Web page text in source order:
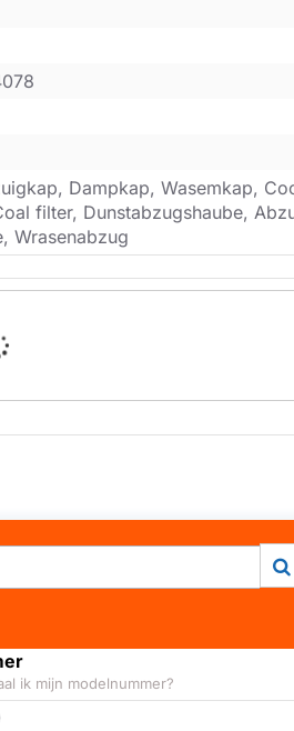
Dampkap, Wasemkap,
filter, Dunstabzugshaube,
Wrasenabzug
ik mijn modelnummer?